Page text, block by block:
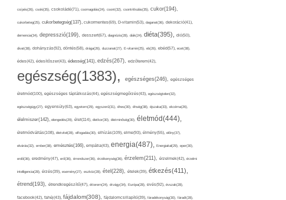
csípés(26), csoki(35), csokoládé(71), csomagolás(24), csont(32), csontritkulás(35), cukor(194),
cukorbeteg(25), cukorbetegség(137), cukormentes(69), D-vitamin(53), daganat(36), dekoráció(41),
demencia(34), depresszió(199), desszert(67), diagnózis(28), diák(24), diéta(395), dió(50),
divat(38), dohányzás(92), döntés(58), drága(26), duzzanat(27), E-vitamin(25), eb(26), ebéd(57), ecet(38),
édes(42), édesítőszer(43), édesség(141), edzés(267), edzőterem(42),
egészség(1383), egészséges(246), egészséges
életmód(100), egészséges táplálkozás(44), egészségmegőrzés(43), egészségtelen(32),
egészségügy(27), egyensúly(63), egyetem(29), egyszerű(31), éhes(30), éhség(38), éjszaka(33), ekcéma(26),
élelmiszer(142), elengedés(29), élet(114), életkor(30), életminőség(30), életmód(444),
életmódváltás(108), életvitel(28), elfogadás(30), elhízás(109), elme(93), élmény(55), előny(37),
elvárás(32), ember(38), emésztés(166), empátia(43), energia(487), Energiaital(29), eper(30),
erdő(36), eredmény(47), erő(36), érrendszer(36), érzékenység(36), érzelem(211), érzelmek(42), érzelmi
intelligencia(28), érzés(39), esemény(27), eszköz(28), étel(228), ételek(39), étkezés(411),
étrend(193), étrendkiegészítő(47), étterem(24), étvágy(34), Európa(28), evés(92), évszak(28),
facebook(42), fahéj(43), fájdalom(308), fájdalomcsillapító(39), fáradékonyság(30), fáradt(28),